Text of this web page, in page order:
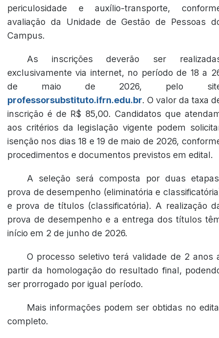
periculosidade e auxílio-transporte,
avaliação da Unidade de Gestão de Pessoas
Campus.
As inscrições deverão ser
exclusivamente via internet, no período de 18 a
de maio de 2026, pelo
professorsubstituto.ifrn.edu.br. O valor da taxa
inscrição é de R$ 85,00. Candidatos que
aos critérios da legislação vigente podem
isenção nos dias 18 e 19 de maio de 2026,
procedimentos e documentos previstos em edital.
A seleção será composta por duas
prova de desempenho (eliminatória e
e prova de títulos (classificatória). A realização
prova de desempenho e a entrega dos títulos
início em 2 de junho de 2026.
O processo seletivo terá validade de 2 anos
partir da homologação do resultado final,
ser prorrogado por igual período.
Mais informações podem ser obtidas no
completo.